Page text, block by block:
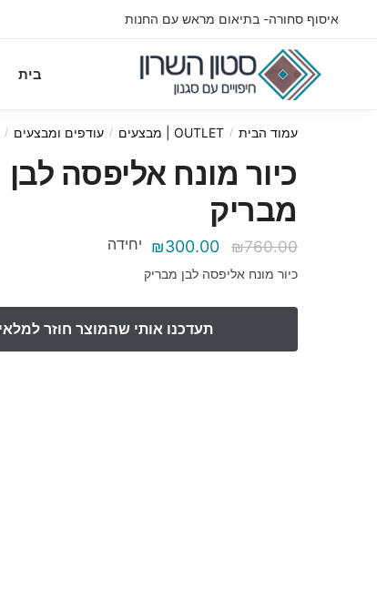
navigation
איסוף סחורה- בתיאום מראש עם החנות
בית
עמוד הבית / OUTLET | מבצעים / עודפים ומבצעים /
כיור מונח אליפסה לבן
מבריק
₪760.00
המחיר
המקורי
₪760.00.
₪300.00
המחיר
הנוכחי
₪300.00.
יחידה
כיור מונח אליפסה לבן מבריק